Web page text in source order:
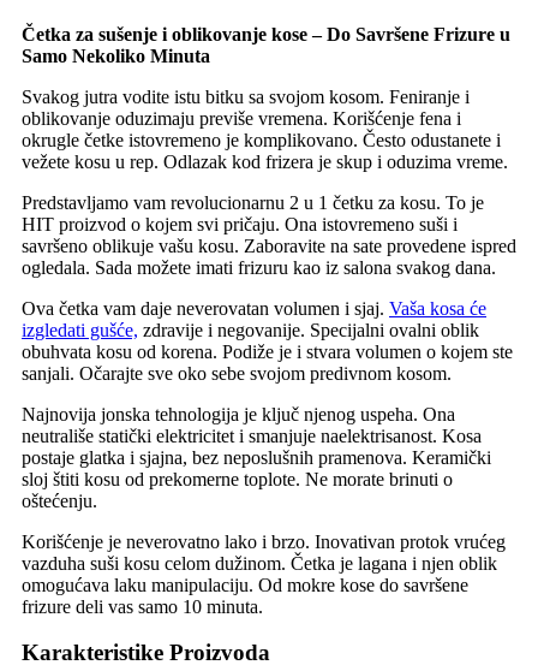
Četka za sušenje i oblikovanje kose – Do Savršene Frizure u
Samo Nekoliko Minuta
Svakog jutra vodite istu bitku sa svojom kosom. Feniranje i
oblikovanje oduzimaju previše vremena. Korišćenje fena i
okrugle četke istovremeno je komplikovano. Često odustanete i
vežete kosu u rep. Odlazak kod frizera je skup i oduzima vreme.
Predstavljamo vam revolucionarnu 2 u 1 četku za kosu. To je
HIT proizvod o kojem svi pričaju. Ona istovremeno suši i
savršeno oblikuje vašu kosu. Zaboravite na sate provedene ispred
ogledala. Sada možete imati frizuru kao iz salona svakog dana.
Ova četka vam daje neverovatan volumen i sjaj. Vaša kosa će
izgledati gušće, zdravije i negovanije. Specijalni ovalni oblik
obuhvata kosu od korena. Podiže je i stvara volumen o kojem ste
sanjali. Očarajte sve oko sebe svojom predivnom kosom.
Najnovija jonska tehnologija je ključ njenog uspeha. Ona
neutrališe statički elektricitet i smanjuje naelektrisanost. Kosa
postaje glatka i sjajna, bez neposlušnih pramenova. Keramički
sloj štiti kosu od prekomerne toplote. Ne morate brinuti o
oštećenju.
Korišćenje je neverovatno lako i brzo. Inovativan protok vrućeg
vazduha suši kosu celom dužinom. Četka je lagana i njen oblik
omogućava laku manipulaciju. Od mokre kose do savršene
frizure deli vas samo 10 minuta.
Karakteristike Proizvoda